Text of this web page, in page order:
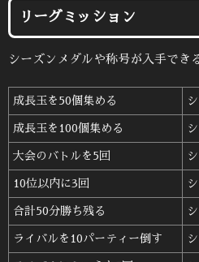
リーグミッション
シーズンメダルや称号が入手でき
成長玉を50個集める
成長玉を100個集める
大会のバトルを5回
10位以内に3回
合計50分勝ち残る
ライバルを10パーティー倒す